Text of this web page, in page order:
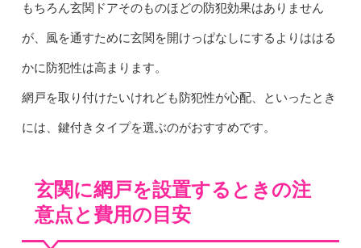
もちろん玄関ドアそのものほどの防犯効果はありません
が、風を通すために玄関を開けっぱなしにするよりははる
かに防犯性は高まります。
網戸を取り付けたいけれども防犯性が心配、といったとき
には、鍵付きタイプを選ぶのがおすすめです。
玄関に網戸を設置するときの注
意点と費用の目安